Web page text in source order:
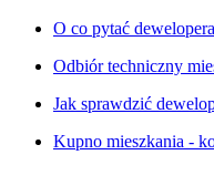
O co pytać dewelopera
Odbiór techniczny
Jak sprawdzić
Kupno mieszkania -